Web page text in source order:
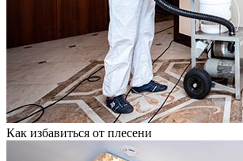
Как избавиться от плесени